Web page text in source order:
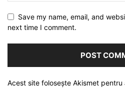
Save my name, email, and
next time I comment.
Acest site folosește Akismet pentru